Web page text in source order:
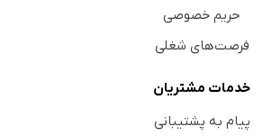
حریم خصوصی
فرصت‌های شغلی
خدمات مشتریان
پیام به پشتیبانی